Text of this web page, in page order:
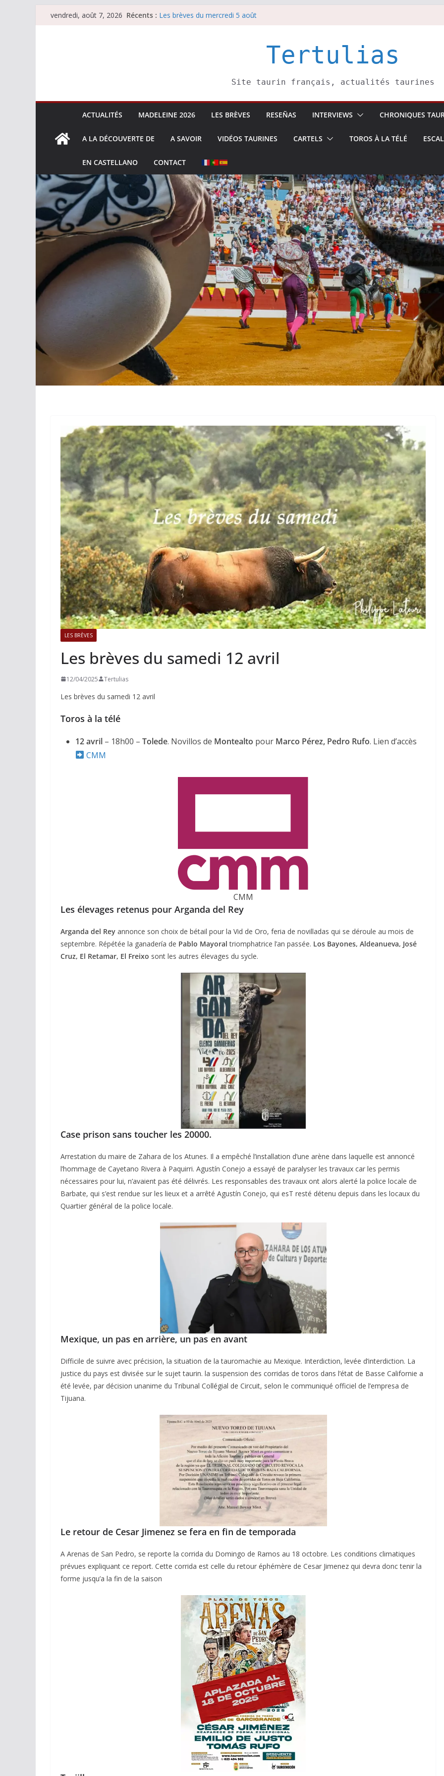
Passervendredi, août 7, 2026 Récents : Les brèves du mercredi 5 août
Tertulias
Site taurin français, actualités taurines
ACTUALITÉS MADELEINE 2026 LES BRÈVES RESEÑAS INTERVIEWS CHRONIQUES
A LA DÉCOUVERTE DE A SAVOIR VIDÉOS TAURINES CARTELS TOROS À LA TÉLÉ
EN CASTELLANO CONTACT
LES BRÈVES
Les brèves du samedi 12 avril
12/04/2025 Tertulias
Les brèves du samedi 12 avril
Toros à la télé
12 avril – 18h00 – Tolede. Novillos de Montealto pour Marco Pérez, Pedro Rufo. Lien d’accès
CMM
CMM
Les élevages retenus pour Arganda del Rey
Arganda del Rey annonce son choix de bétail pour la Vid de Oro, feria de novilladas qui se déroule au mois de
septembre. Répétée la ganadería de Pablo Mayoral triomphatrice l’an passée. Los Bayones, Aldeanueva, José
Cruz, El Retamar, El Freixo sont les autres élevages du sycle.
Case prison sans toucher les 20000.
Arrestation du maire de Zahara de los Atunes. Il a empêché l’installation d’une arène dans laquelle est annoncé
l’hommage de Cayetano Rivera à Paquirri. Agustín Conejo a essayé de paralyser les travaux car les permis
nécessaires pour lui, n’avaient pas été délivrés. Les responsables des travaux ont alors alerté la police locale de
Barbate, qui s’est rendue sur les lieux et a arrêté Agustín Conejo, qui esT resté détenu depuis dans les locaux du
Quartier général de la police locale.
Mexique, un pas en arrière, un pas en avant
Difficile de suivre avec précision, la situation de la tauromachie au Mexique. Interdiction, levée d’interdiction. La
justice du pays est divisée sur le sujet taurin. la suspension des corridas de toros dans l’état de Basse Californie a
été levée, par décision unanime du Tribunal Collégial de Circuit, selon le communiqué officiel de l’empresa de
Tijuana.
Le retour de Cesar Jimenez se fera en fin de temporada
A Arenas de San Pedro, se reporte la corrida du Domingo de Ramos au 18 octobre. Les conditions climatiques
prévues expliquant ce report. Cette corrida est celle du retour éphémère de Cesar Jimenez qui devra donc tenir la
forme jusqu’a la fin de la saison
ACTUALITÉS TAURINES PHOTOS TAURINES 2026
Istres, l’ouverture en
photos
19/06/2026 Tertulias
ACTUALITÉS TAURINES PHOTOS TAURINES 2026
Bayonne, la corrida des
fêtes en photos
17/07/2026 Tertulias
CHRONIQUES TAURINES 2026
Arles : au seuil des
espérances.
Olivier Castelnau